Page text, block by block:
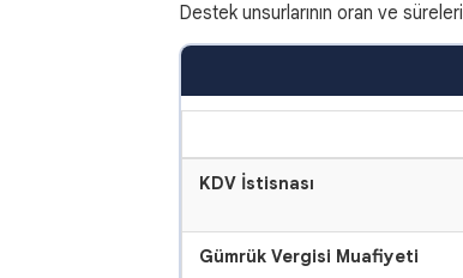
Destek unsurlarının oran ve
KDV İstisnası
Gümrük Vergisi Muafiyeti